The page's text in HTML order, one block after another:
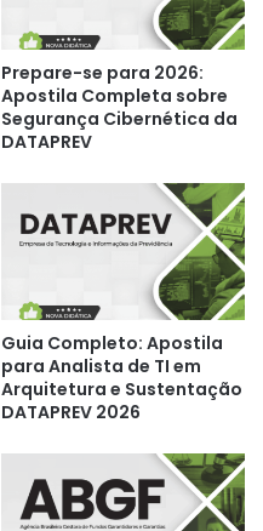
Prepare-se para 2026:
Apostila Completa sobre
Segurança Cibernética da
DATAPREV
Guia Completo: Apostila
para Analista de TI em
Arquitetura e Sustentação
DATAPREV 2026